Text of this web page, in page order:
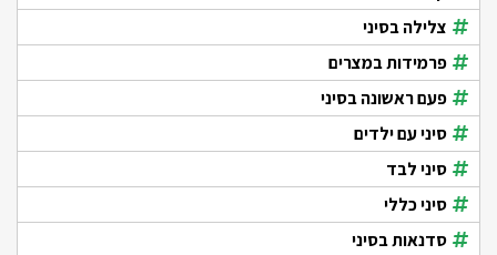
צלילה בסיני
פרמידות במצרים
פעם ראשונה בסיני
סיני עם ילדים
סיני לבד
סיני כללי
סדנאות בסיני